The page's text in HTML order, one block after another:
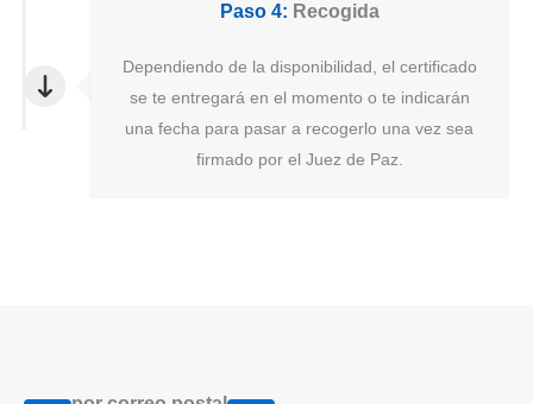
Paso 4: Recogida
Dependiendo de la disponibilidad, el certificado
se te entregará en el momento o te indicarán
una fecha para pasar a recogerlo una vez sea
firmado por el Juez de Paz.